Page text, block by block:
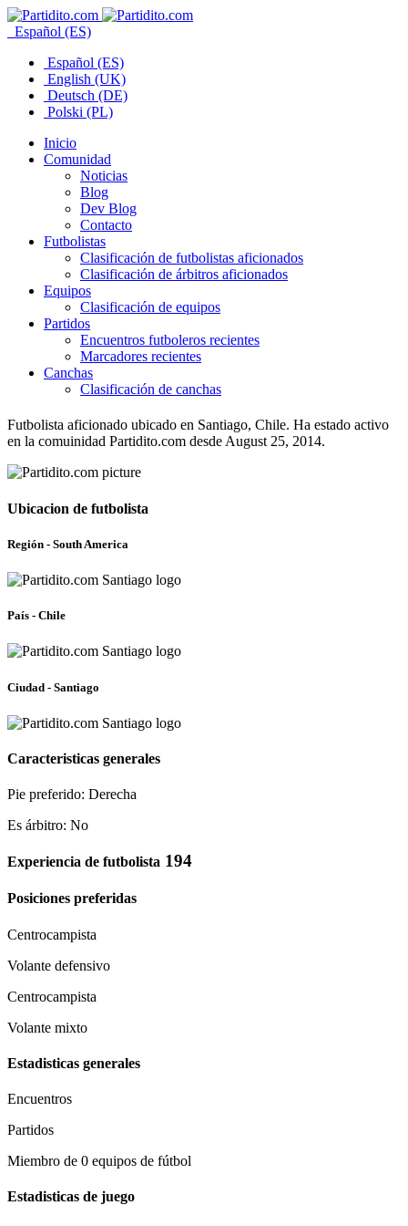
Español (ES)
Español (ES)
English (UK)
Deutsch (DE)
Polski (PL)
Inicio
Comunidad
Noticias
Blog
Dev Blog
Contacto
Futbolistas
Clasificación de futbolistas aficionados
Clasificación de árbitros aficionados
Equipos
Clasificación de equipos
Partidos
Encuentros futboleros recientes
Marcadores recientes
Canchas
Clasificación de canchas
Futbolista aficionado ubicado en Santiago, Chile. Ha estado activo
en la comuinidad Partidito.com desde August 25, 2014.
Ubicacion de futbolista
Región - South America
País - Chile
Ciudad - Santiago
Caracteristicas generales
Pie preferido: Derecha
Es árbitro: No
Experiencia de futbolista 194
Posiciones preferidas
Centrocampista
Volante defensivo
Centrocampista
Volante mixto
Estadisticas generales
Encuentros
Partidos
Miembro de 0 equipos de fútbol
Estadisticas de juego